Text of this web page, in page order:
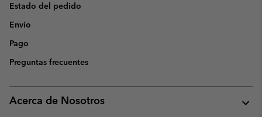
Estado del pedido
Envío
Pago
Preguntas frecuentes
Acerca de Nosotros